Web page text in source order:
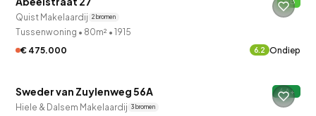
Quist Makelaardij 2 bronnen
Tussenwoning • 80m² • 1915
€ 475.000
6.2 Ondiep
QUICKLANE™
Sweder van Zuylenweg 56A A+
Hiele & Dalsem Makelaardij 3 bronnen